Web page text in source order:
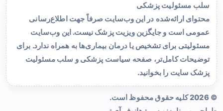
سلب مسئولیت پزشکی
محتوای ارائه‌شده در این وب‌سایت صرفاً جهت اطلاع‌رسانی
عمومی است و جایگزین ویزیت پزشک نیست. این وب‌سایت
مسئولیتی برای تشخیص یا درمان بیماری‌ها به همراه ندارد. برای
توضیحات کامل‌تر، صفحه سیاست پزشکی و سلب مسئولیت
پزشک سایت را بخوانید.
© 2026 کلیه حقوق محفوظ است.